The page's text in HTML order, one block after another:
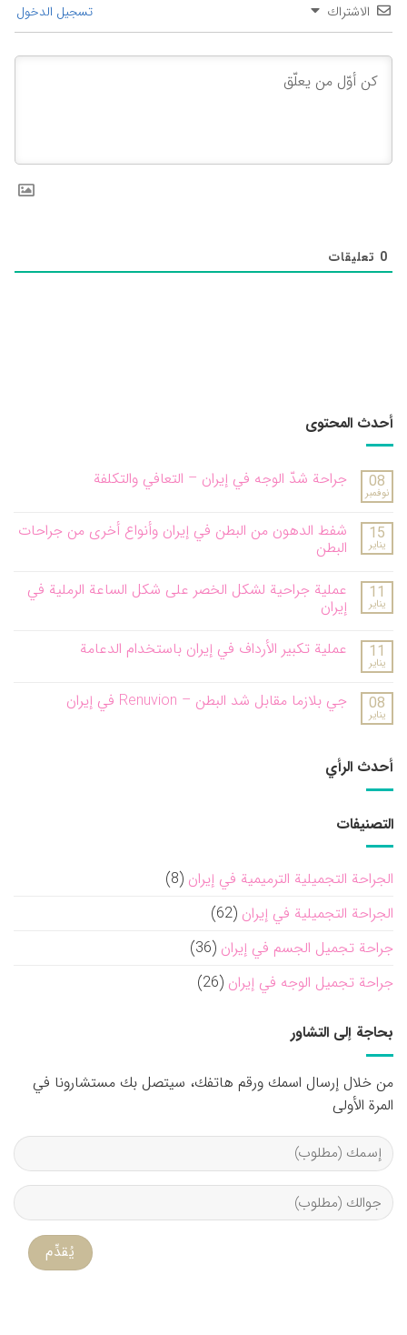
الاشتراك تسجيل الدخول
0 تعليقات
أحدث المحتوى
08
نوفمبر
جراحة شدّ الوجه في إيران – التعافي والتكلفة
15
يناير
شفط الدهون من البطن في إيران وأنواع أخرى من جراحات
البطن
11
يناير
عملية جراحية لشكل الخصر على شكل الساعة الرملية في
إيران
11
يناير
عملية تكبير الأرداف في إيران باستخدام الدعامة
08
يناير
جي بلازما مقابل شد البطن – Renuvion في إيران
أحدث الرأي
التصنيفات
الجراحة التجميلية الترميمية في إيران (8)
الجراحة التجميلية في إيران (62)
جراحة تجميل الجسم في إيران (36)
جراحة تجميل الوجه في إيران (26)
بحاجة إلى التشاور
من خلال إرسال اسمك ورقم هاتفك، سيتصل بك مستشارونا في
المرة الأولى